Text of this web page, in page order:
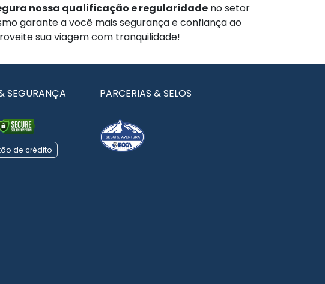
nossa qualificação e regularidade no setor
garante a você mais segurança e confiança ao
sua viagem com tranquilidade!
SEGURANÇA
de crédito
PARCERIAS & SELOS